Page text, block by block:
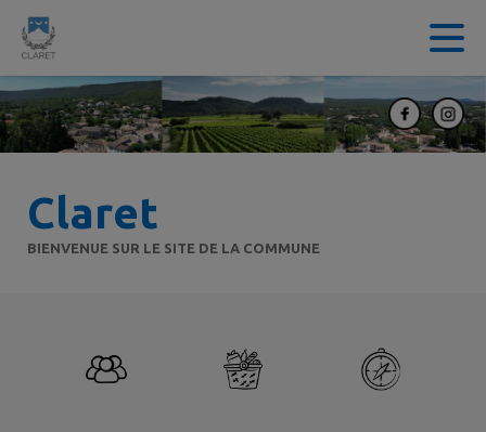
Contenu
Claret
BIENVENUE SUR LE SITE DE LA COMMUNE